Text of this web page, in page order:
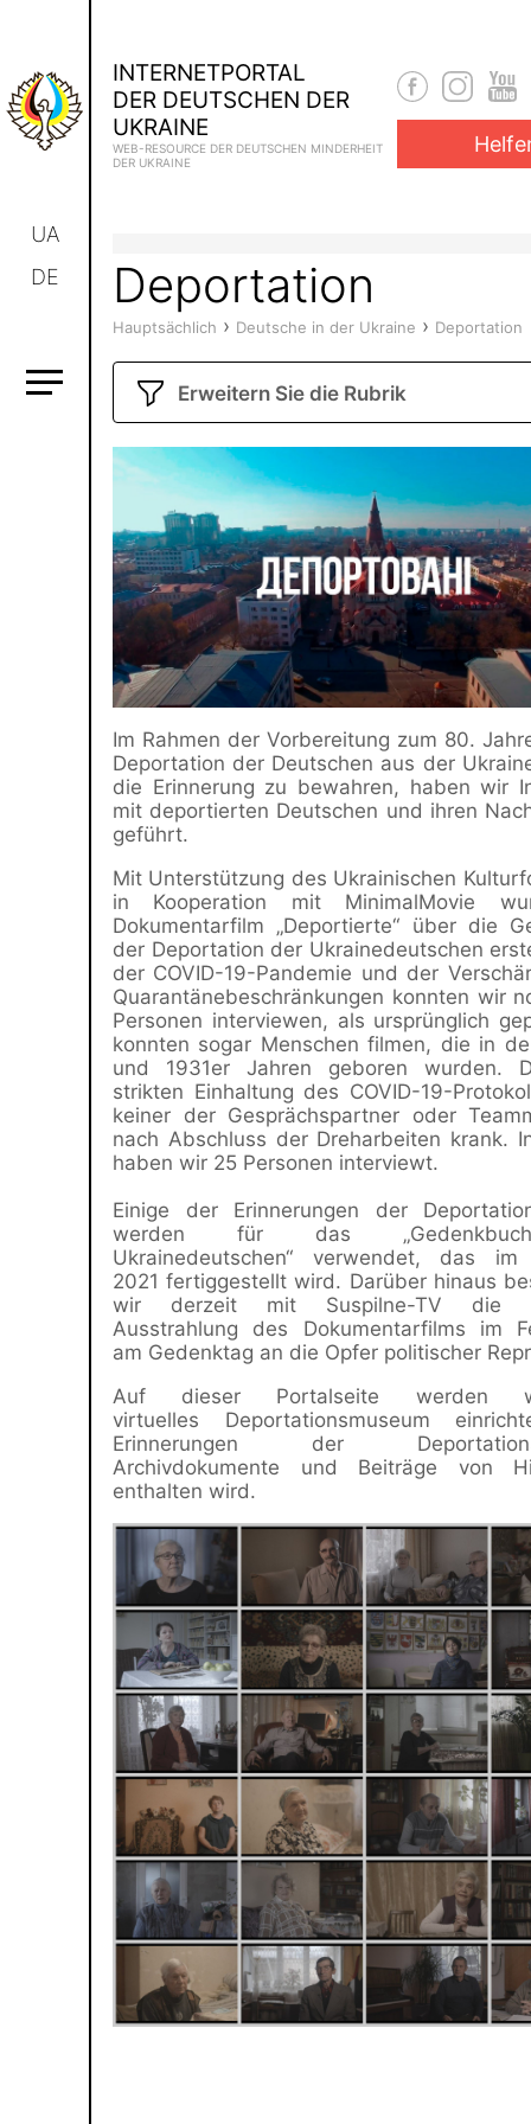
UA
DE
INTERNETPORTAL
DER DEUTSCHEN DER
UKRAINE
WEB-RESOURCE DER DEUTSCHEN MINDERHEIT
DER UKRAINE
Deportation
Hauptsächlich › Deutsche in der Ukraine › Deportation
Erweitern Sie die Rubrik
Im Rahmen der Vorbereitung zum 80.
Deportation der Deutschen aus der
die Erinnerung zu bewahren, haben wir
mit deportierten Deutschen und ihren
geführt.
Mit Unterstützung des Ukrainischen
in Kooperation mit MinimalMovie
Dokumentarfilm „Deportierte“ über die
der Deportation der Ukrainedeutschen
der COVID-19-Pandemie und der
Quarantänebeschränkungen konnten wir
Personen interviewen, als ursprünglich
konnten sogar Menschen filmen, die in
und 1931er Jahren geboren wurden.
strikten Einhaltung des COVID-19-
keiner der Gesprächspartner oder
nach Abschluss der Dreharbeiten krank.
haben wir 25 Personen interviewt.
Einige der Erinnerungen der
werden für das
Ukrainedeutschen“ verwendet, das im
2021 fertiggestellt wird. Darüber hinaus
wir derzeit mit Suspilne-TV die
Ausstrahlung des Dokumentarfilms im
am Gedenktag an die Opfer politischer
Auf dieser Portalseite werden
virtuelles Deportationsmuseum
Erinnerungen der
Archivdokumente und Beiträge von
enthalten wird.